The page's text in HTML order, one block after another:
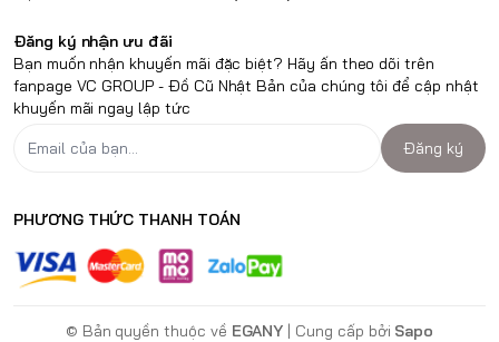
Đăng ký nhận ưu đãi
Bạn muốn nhận khuyến mãi đặc biệt? Hãy ấn theo dõi trên
fanpage VC GROUP - Đồ Cũ Nhật Bản của chúng tôi để cập nhật
khuyến mãi ngay lập tức
Đăng ký
PHƯƠNG THỨC THANH TOÁN
© Bản quyền thuộc về EGANY | Cung cấp bởi Sapo